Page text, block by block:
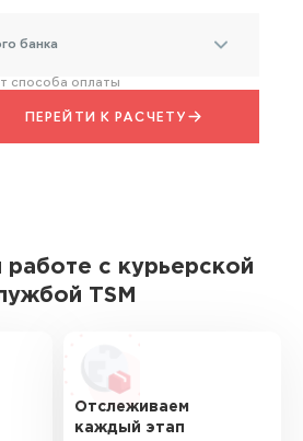
банка
способа оплаты
ПЕРЕЙТИ К РАСЧЕТУ
с курьерской
TSM
Отслеживаем
каждый этап